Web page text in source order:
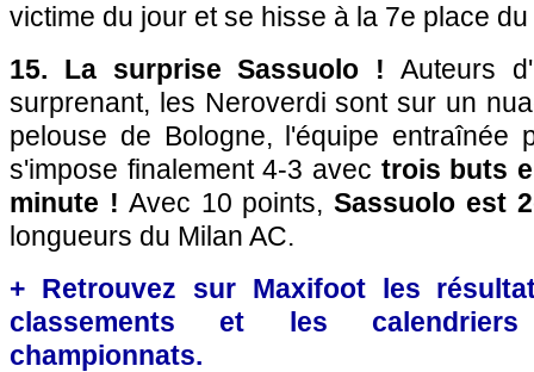
victime du jour et se hisse à la 7e place
15. La surprise Sassuolo ! Auteurs
surprenant, les Neroverdi sont sur un
pelouse de Bologne, l'équipe entraînée
s'impose finalement 4-3 avec trois buts
minute ! Avec 10 points,Sassuolo est
longueurs du Milan AC.
+ Retrouvez sur Maxifoot les
classements et les
championnats.